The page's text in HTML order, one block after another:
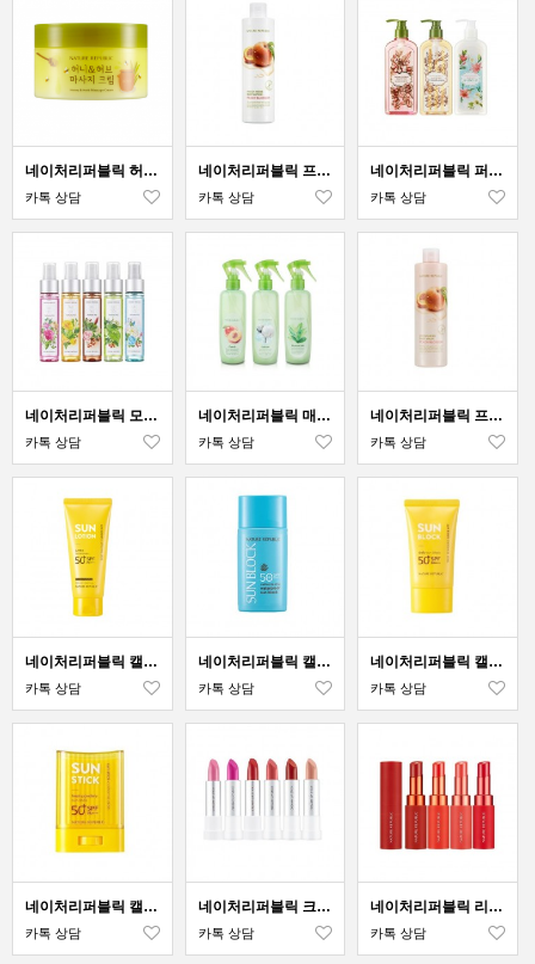
네이처리퍼블릭 허니 앤 허브 마사지 크림
카톡 상담
네이처리퍼블릭 프레시 허브 피치 블라썸 바디 로션
카톡 상담
네이처리퍼블릭 퍼퓸 드 네이처 바디 로션
카톡 상담
네이처리퍼블릭 모멘트 퍼퓸 미스트
카톡 상담
네이처리퍼블릭 매끈매끈 때 샤워
카톡 상담
네이처리퍼블릭 프레시 허브 피치 블라썸 바디 워시
카톡 상담
네이처리퍼블릭 캘리포니아 알로에 점보 선로션
카톡 상담
네이처리퍼블릭 캘리포니아 알로에 워터프루프 선블럭
카톡 상담
네이처리퍼블릭 캘리포니아 알로에 데일리 선블럭
카톡 상담
네이처리퍼블릭 캘리포니아 알로에 보송 선스틱
카톡 상담
네이처리퍼블릭 크리미 립스틱
카톡 상담
네이처리퍼블릭 리얼 매트 립스틱
카톡 상담